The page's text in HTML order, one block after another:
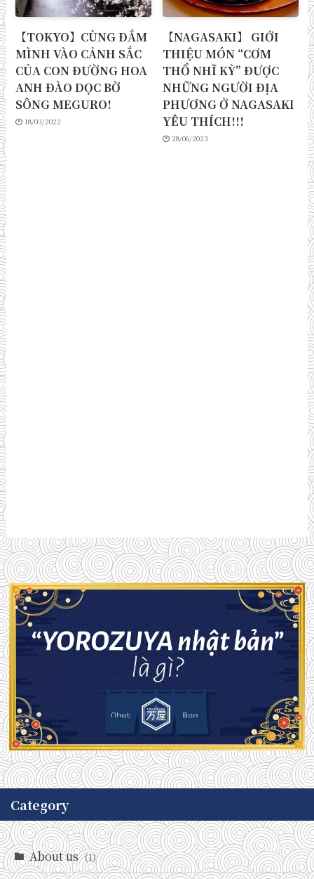
【TOKYO】CÙNG ĐẮM
MÌNH VÀO CẢNH SẮC
CỦA CON ĐƯỜNG HOA
ANH ĐÀO DỌC BỜ
SÔNG MEGURO!
18/03/2022
【NAGASAKI】 GIỚI
THIỆU MÓN “CƠM
THỔ NHĨ KỲ” ĐƯỢC
NHỮNG NGƯỜI ĐỊA
PHƯƠNG Ở NAGASAKI
YÊU THÍCH!!!
28/06/2023
Category
About us (1)